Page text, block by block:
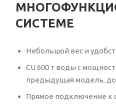
СИСТЕМЕ
Небольшой вес и
CU 600 т воды с
предыдущая модель,
Прямое подключение к